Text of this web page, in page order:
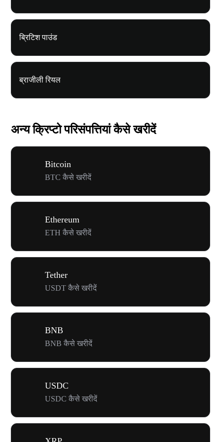
ब्रिटिश पाउंड
ब्राजीली रियल
अन्य क्रिप्टो परिसंपत्तियां कैसे खरीदें
Bitcoin
BTC कैसे खरीदें
Ethereum
ETH कैसे खरीदें
Tether
USDT कैसे खरीदें
BNB
BNB कैसे खरीदें
USDC
USDC कैसे खरीदें